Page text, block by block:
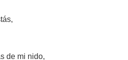
de mi nido,